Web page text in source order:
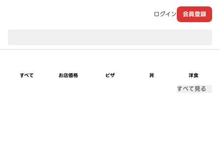
ログイン 会員登録
すべて お店価格 ピザ 丼 洋食
すべて見る